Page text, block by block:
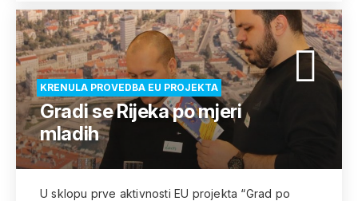
KRENULA PROVEDBA EU PROJEKTA
Gradi se Rijeka po mjeri
mladih
U sklopu prve aktivnosti EU projekta “Grad po